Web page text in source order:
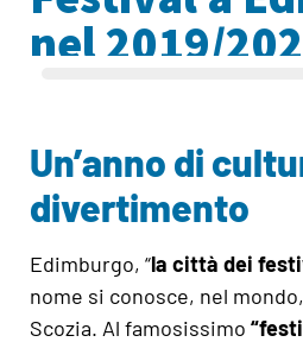
nel 2019/
Un’anno di
divertimento
Edimburgo, “la città dei
nome si conosce, nel
Scozia. Al famosissimo